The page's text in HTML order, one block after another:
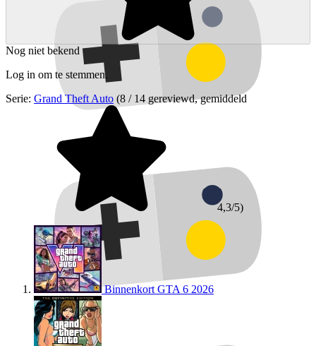
Nog niet bekend
Log in om te stemmen.
Serie: Grand Theft Auto (8 / 14 gereviewd, gemiddeld
4,3/5)
Binnenkort GTA 6 2026